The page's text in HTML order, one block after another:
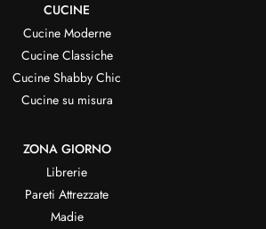
CUCINE
Cucine Moderne
Cucine Classiche
Cucine Shabby Chic
Cucine su misura
ZONA GIORNO
Librerie
Pareti Attrezzate
Madie